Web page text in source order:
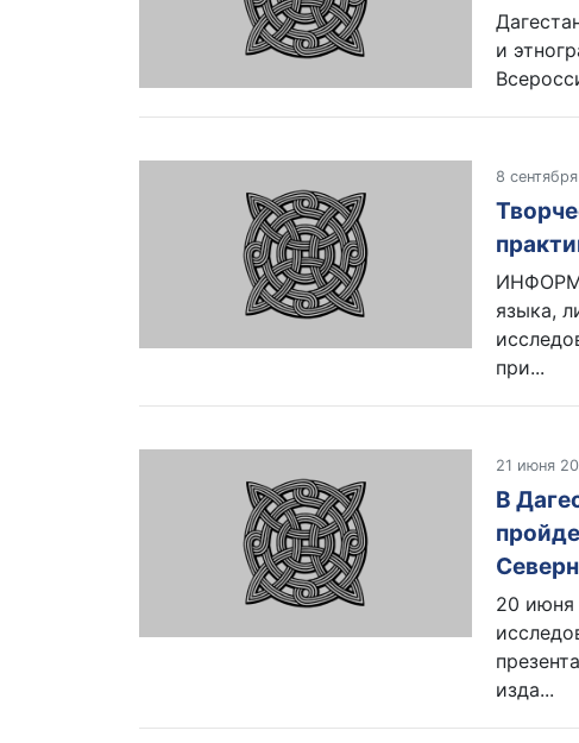
и
8
языка,
при...
21 июня
В
20 июня
изда...